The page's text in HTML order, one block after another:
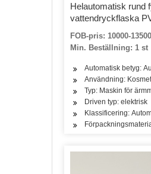
Helautomatisk rund
vattendryckflaska
FOB-pris: 10000-
Min. Beställning: 1 st
Automatisk betyg:
Användning:
Typ: Maskin för
Driven typ: elektrisk
Klassificering: